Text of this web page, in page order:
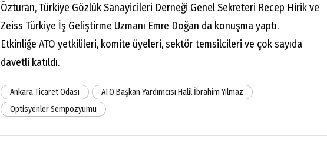
Özturan, Türkiye Gözlük Sanayicileri Derneği Genel Sekreteri Recep Hirik ve
Zeiss Türkiye İş Geliştirme Uzmanı Emre Doğan da konuşma yaptı.
Etkinliğe ATO yetkilileri, komite üyeleri, sektör temsilcileri ve çok sayıda
davetli katıldı.
Ankara Ticaret Odası
ATO Başkan Yardımcısı Halil İbrahim Yılmaz
Optisyenler Sempozyumu